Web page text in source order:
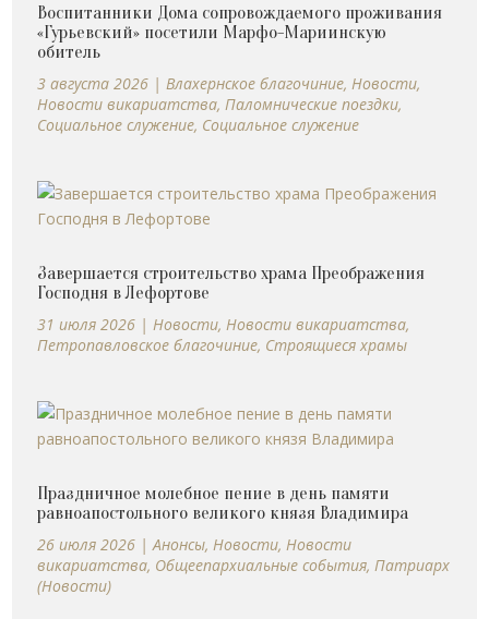
Воспитанники Дома сопровождаемого проживания
«Гурьевский» посетили Марфо-Мариинскую
обитель
3 августа 2026 | Влахернское благочиние, Новости,
Новости викариатства, Паломнические поездки,
Социальное служение, Социальное служение
Завершается строительство храма Преображения
Господня в Лефортове
31 июля 2026 | Новости, Новости викариатства,
Петропавловское благочиние, Строящиеся храмы
Праздничное молебное пение в день памяти
равноапостольного великого князя Владимира
26 июля 2026 |Анонсы, Новости, Новости
викариатства, Общеепархиальные события, Патриарх
(Новости)